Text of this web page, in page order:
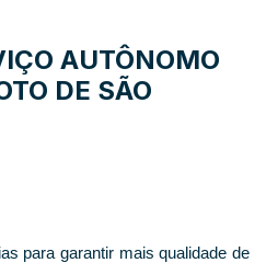
AUTÔNOMO
DE SÃO
para garantir mais qualidade de